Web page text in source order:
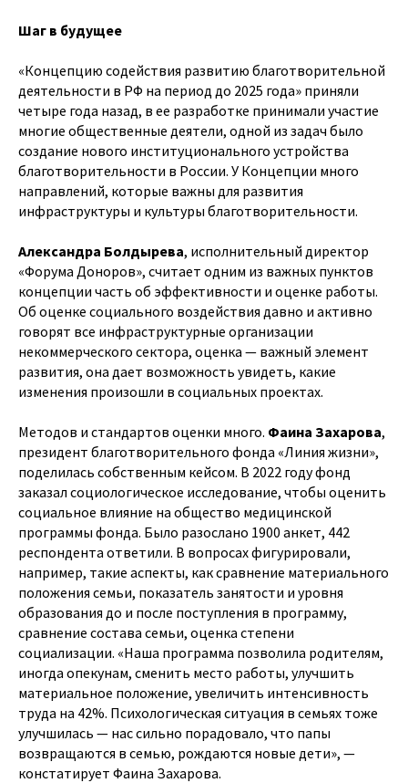
Шаг в будущее
«Концепцию содействия развитию благотворительной
деятельности в РФ на период до 2025 года» приняли
четыре года назад, в ее разработке принимали участие
многие общественные деятели, одной из задач было
создание нового институционального устройства
благотворительности в России. У Концепции много
направлений, которые важны для развития
инфраструктуры и культуры благотворительности.
Александра Болдырева, исполнительный директор
«Форума Доноров», считает одним из важных пунктов
концепции часть об эффективности и оценке работы.
Об оценке социального воздействия давно и активно
говорят все инфраструктурные организации
некоммерческого сектора, оценка — важный элемент
развития, она дает возможность увидеть, какие
изменения произошли в социальных проектах.
Методов и стандартов оценки много. Фаина Захарова,
президент благотворительного фонда «Линия жизни»,
поделилась собственным кейсом. В 2022 году фонд
заказал социологическое исследование, чтобы оценить
социальное влияние на общество медицинской
программы фонда. Было разослано 1900 анкет, 442
респондента ответили. В вопросах фигурировали,
например, такие аспекты, как сравнение материального
положения семьи, показатель занятости и уровня
образования до и после поступления в программу,
сравнение состава семьи, оценка степени
социализации. «Наша программа позволила родителям,
иногда опекунам, сменить место работы, улучшить
материальное положение, увеличить интенсивность
труда на 42%. Психологическая ситуация в семьях тоже
улучшилась — нас сильно порадовало, что папы
возвращаются в семью, рождаются новые дети», —
констатирует Фаина Захарова.